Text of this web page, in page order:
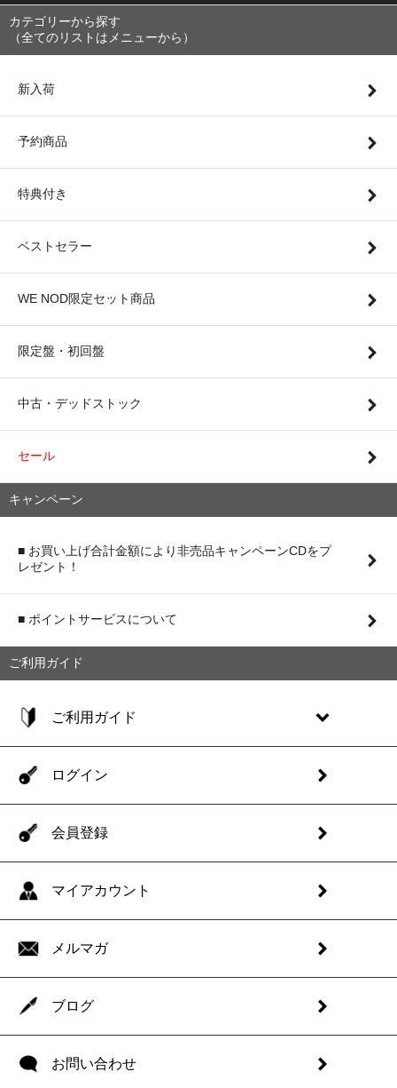
カテゴリーから探す
（全てのリストはメニューから）
新入荷
予約商品
特典付き
ベストセラー
WE NOD限定セット商品
限定盤・初回盤
中古・デッドストック
セール
キャンペーン
■ お買い上げ合計金額により非売品キャンペーンCDをプ
レゼント！
■ ポイントサービスについて
ご利用ガイド
ご利用ガイド
ログイン
会員登録
マイアカウント
メルマガ
ブログ
お問い合わせ